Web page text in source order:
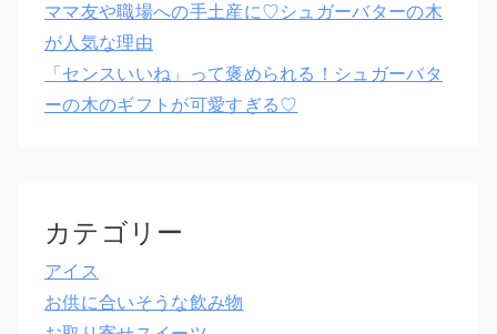
ママ友や職場への手土産に♡シュガーバターの木
が人気な理由
「センスいいね」って褒められる！シュガーバタ
ーの木のギフトが可愛すぎる♡
カテゴリー
アイス
お供に合いそうな飲み物